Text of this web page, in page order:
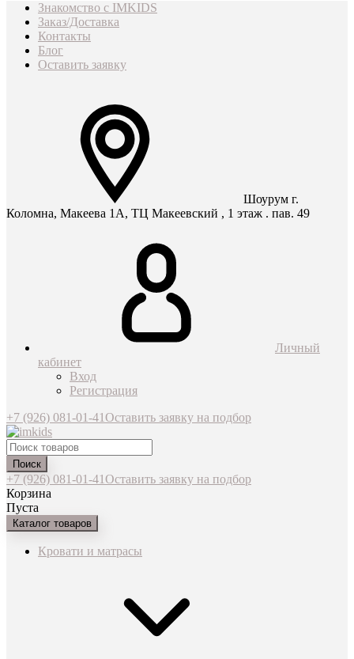
Знакомство с IMKIDS
Заказ/Доставка
Контакты
Блог
Оставить заявку
Шоурум г.
Коломна, Макеева 1А, ТЦ Макеевский , 1 этаж . пав. 49
Личный
кабинет
Вход
Регистрация
+7 (926) 081-01-41Оставить заявку на подбор
Поиск
+7 (926) 081-01-41Оставить заявку на подбор
Корзина
Пуста
Каталог товаров
Кровати и матрасы